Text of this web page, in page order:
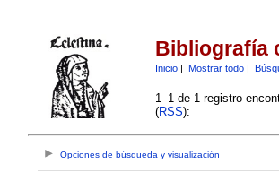
Bibliografía
Inicio| Mostrar todo|
1–1 de 1 registro
(RSS):
Opciones de búsqueda y visualización